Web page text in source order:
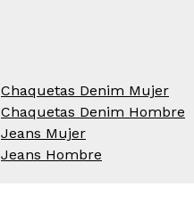
Chaquetas Denim Mujer
Chaquetas Denim Hombre
Jeans Mujer
Jeans Hombre